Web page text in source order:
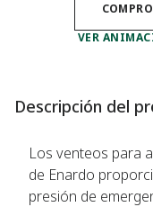
VER
Descripción del
Los venteos para
de Enardo
presión de